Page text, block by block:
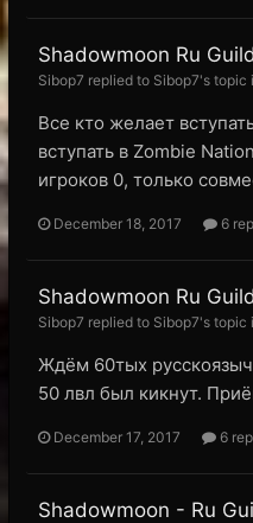
Shadowmoon Ru
Sibop7 replied to Sibop7's topic
Все кто желает
вступать в Zombie
игроков 0, только
December 18, 2017 6
Shadowmoon Ru
Sibop7 replied to Sibop7's topic
Ждём 60тых
50 лвл был кикнут.
December 17, 2017 6
Shadowmoon - Ru